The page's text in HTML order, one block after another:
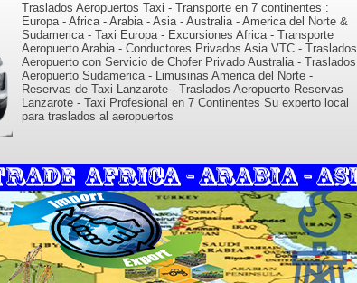
Traslados Aeropuertos Taxi - Transporte en 7 continentes :
Europa - Africa - Arabia - Asia - Australia - America del Norte &
Sudamerica - Taxi Europa - Excursiones Africa - Transporte
Aeropuerto Arabia - Conductores Privados Asia VTC - Traslados
Aeropuerto con Servicio de Chofer Privado Australia - Traslados
Aeropuerto Sudamerica - Limusinas America del Norte -
Reservas de Taxi Lanzarote - Traslados Aeropuerto Reservas
Lanzarote - Taxi Profesional en 7 Continentes Su experto local
para traslados al aeropuertos